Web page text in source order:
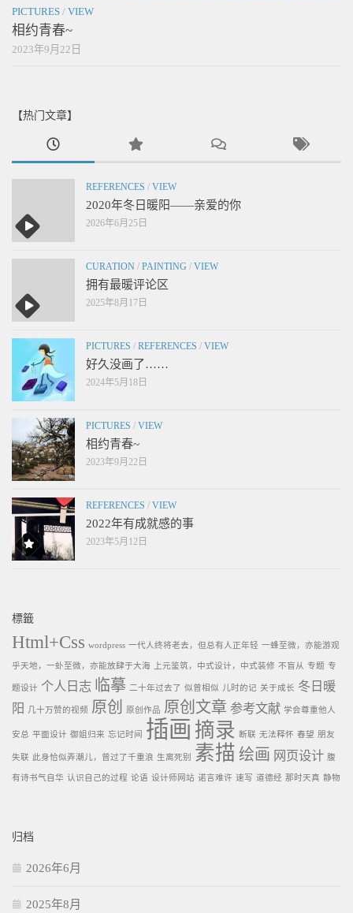
PICTURES / VIEW
相约青春~
2023年9月22日
【热门文章】
REFERENCES / VIEW
2020年冬日暖阳——亲爱的你
2026年6月25日
CURATION / PAINTING / VIEW
拥有最暖评论区
2025年8月17日
PICTURES / REFERENCES / VIEW
好久没画了……
2024年5月18日
PICTURES / VIEW
相约青春~
2023年9月22日
REFERENCES / VIEW
2022年有成就感的事
2023年5月12日
標籤
Html+Css wordpress 一代人终将老去，但总有人正年轻 一蜂至微，亦能游观
乎天地，一虲至微，亦能放肆于大海 上元鉴筑，中式设计，中式装修 不盲从 专题 专
题设计 个人日志 临摹 二十年过去了 似曾相似 儿时的记 关于成长 冬日暖
阳
几十万赞的视频 原创 原创作品 原创文章 参考文献 学会尊重他人
安总 平面设计 御姐归来 忘记时间 插画 摘录 断联 无法释怀 春望 朋友
失联 此身恰似弄潮儿，曾过了千重浪 生离死别 素描 绘画 网页设计 腹
有诗书气自华 认识自己的过程 论语 设计师网站 诺言难许 速写 道德经 那时天真 静物
归档
2026年6月
2025年8月